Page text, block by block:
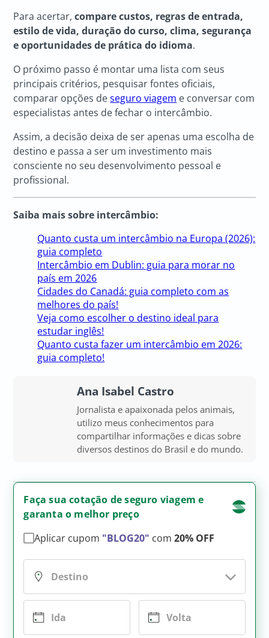
Para acertar,compare custos, regras de entrada,
estilo de vida, duração do curso, clima, segurança
e oportunidades de prática do idioma.
O próximo passo é montar uma lista com seus
principais critérios, pesquisar fontes oficiais,
comparar opções deseguro viagem e conversar com
especialistas antes de fechar o intercâmbio.
Assim, a decisão deixa de ser apenas uma escolha de
destino e passa a ser um investimento mais
consciente no seu desenvolvimento pessoal e
profissional.
Saiba mais sobre intercâmbio:
Quanto custa um intercâmbio na Europa (2026):
guia completo
Intercâmbio em Dublin: guia para morar no
país em 2026
Cidades do Canadá: guia completo com as
melhores do país!
Veja como escolher o destino ideal para
estudar inglês!
Quanto custa fazer um intercâmbio em 2026:
guia completo!
Ana Isabel Castro
Jornalista e apaixonada pelos animais,
utilizo meus conhecimentos para
compartilhar informações e dicas sobre
diversos destinos do Brasil e do mundo.
Faça sua cotação de seguro viagem e
garanta o melhor preço
Aplicar cupom "BLOG20" com20% OFF